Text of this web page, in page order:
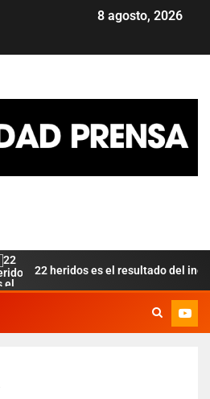
8 agosto, 2026
22 heridos es el resultado del incendio